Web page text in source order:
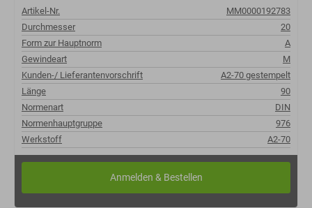
Artikel-Nr.
MM0000192783
Durchmesser
20
Form zur Hauptnorm
A
Gewindeart
M
Kunden-/ Lieferantenvorschrift
A2-70 gestempelt
Länge
90
Normenart
DIN
Normenhauptgruppe
976
Werkstoff
A2-70